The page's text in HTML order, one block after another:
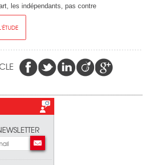
les indépendants, pas contre